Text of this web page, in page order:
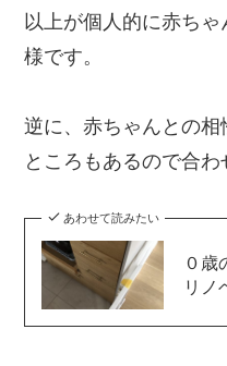
以上が個人的に赤ち
様です。
逆に、赤ちゃんとの相
ところもあるので合
あわせて読みたい
０歳
リノ